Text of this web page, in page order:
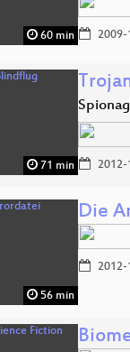
60 min
71 min
56 min
Die
2012-